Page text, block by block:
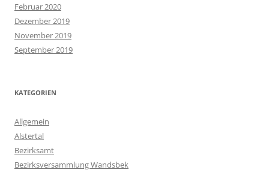
Februar 2020
Dezember 2019
November 2019
September 2019
KATEGORIEN
Allgemein
Alstertal
Bezirksamt
Bezirksversammlung Wandsbek